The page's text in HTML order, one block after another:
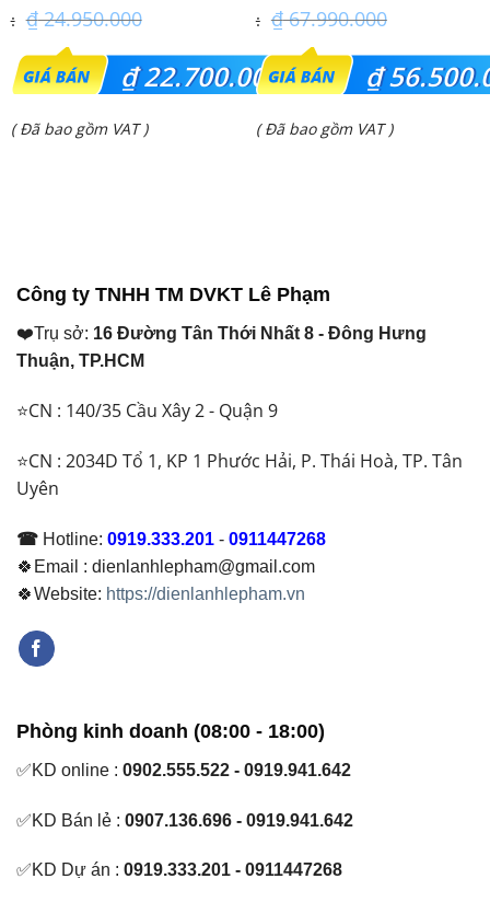
₫24.950.000
Giá
gốc
là:
₫22.700.000
Giá
( Đã bao gồm VAT )
₫67.990.000
Giá
gốc
là:
₫
Giá
( Đã bao gồm VAT )
Công ty TNHH TM DVKT Lê Phạm
❤️Trụ sở: 16 Đường Tân Thới Nhất 8 - Đông Hưng
Thuận, TP.HCM
⭐CN : 140/35 Cầu Xây 2 - Quận 9
⭐CN : 2034D Tổ 1, KP 1 Phước Hải, P. Thái Hoà, TP. Tân
Uyên
☎ Hotline: 0919.333.201 - 0911447268
🍀Email : dienlanhlepham@gmail.com
🍀Website: https://dienlanhlepham.vn
Phòng kinh doanh (08:00 - 18:00)
✅KD online : 0902.555.522 - 0919.941.642
✅KD Bán lẻ : 0907.136.696 - 0919.941.642
✅KD Dự án : 0919.333.201 - 0911447268